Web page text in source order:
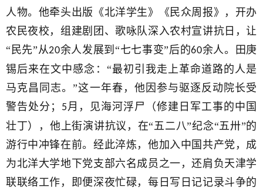
人物。他牵头出版《北洋学生》《民众周报》，开办
农民夜校，组建剧团、歌咏队深入农村宣讲抗日，让
“民先”从20余人发展到“七七事变”后的60余人。田庚
锡后来在文中感念：“最初引我走上革命道路的人是
马克昌同志。”这一年春，他因参与驱逐反动院长受
警告处分； 5 月，见海河浮尸（修建日军工事的中国
壮丁），他上街演讲抗议，在“五二八”纪念“五卅”的
游行中冲锋在前。经此淬炼，他加入中国共产党，成
为北洋大学地下党支部六名成员之一，还肩负天津学
联联络工作，即便深夜忙碌，每日写日记记录斗争的